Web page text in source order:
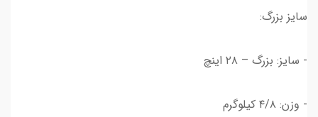
سایز بزرگ:
- سایز: بزرگ – ۲۸ اینچ
- وزن: ۴/۸ کیلوگرم